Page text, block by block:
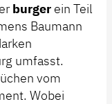
burger ein Teil
Baumann
umfasst.
vom
Wobei